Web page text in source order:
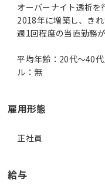
オーバーナイト透析を
2018年に増築し、き
週1回程度の当直勤務が
平均年齢：20代～40
雇用形態
正社員
給与